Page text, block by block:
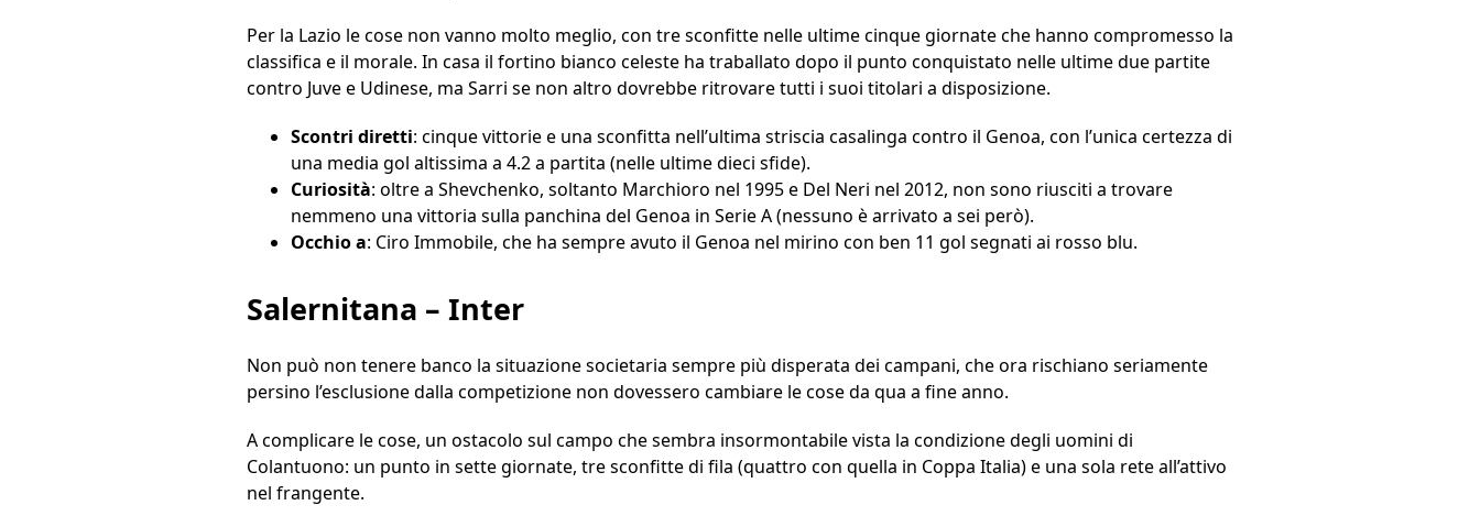
Per la Lazio le cose non vanno molto meglio, con tre sconfitte nelle ultime cinque giornate che hanno compromesso la
classifica e il morale. In casa il fortino bianco celeste ha traballato dopo il punto conquistato nelle ultime due partite
contro Juve e Udinese, ma Sarri se non altro dovrebbe ritrovare tutti i suoi titolari a disposizione.
Scontri diretti: cinque vittorie e una sconfitta nell’ultima striscia casalinga contro il Genoa, con l’unica certezza di
una media gol altissima a 4.2 a partita (nelle ultime dieci sfide).
Curiosità: oltre a Shevchenko, soltanto Marchioro nel 1995 e Del Neri nel 2012, non sono riusciti a trovare
nemmeno una vittoria sulla panchina del Genoa in Serie A (nessuno è arrivato a sei però).
Occhio a: Ciro Immobile, che ha sempre avuto il Genoa nel mirino con ben 11 gol segnati ai rosso blu.
Salernitana – Inter
Non può non tenere banco la situazione societaria sempre più disperata dei campani, che ora rischiano seriamente
persino l’esclusione dalla competizione non dovessero cambiare le cose da qua a fine anno.
A complicare le cose, un ostacolo sul campo che sembra insormontabile vista la condizione degli uomini di
Colantuono: un punto in sette giornate, tre sconfitte di fila (quattro con quella in Coppa Italia) e una sola rete all’attivo
nel frangente.